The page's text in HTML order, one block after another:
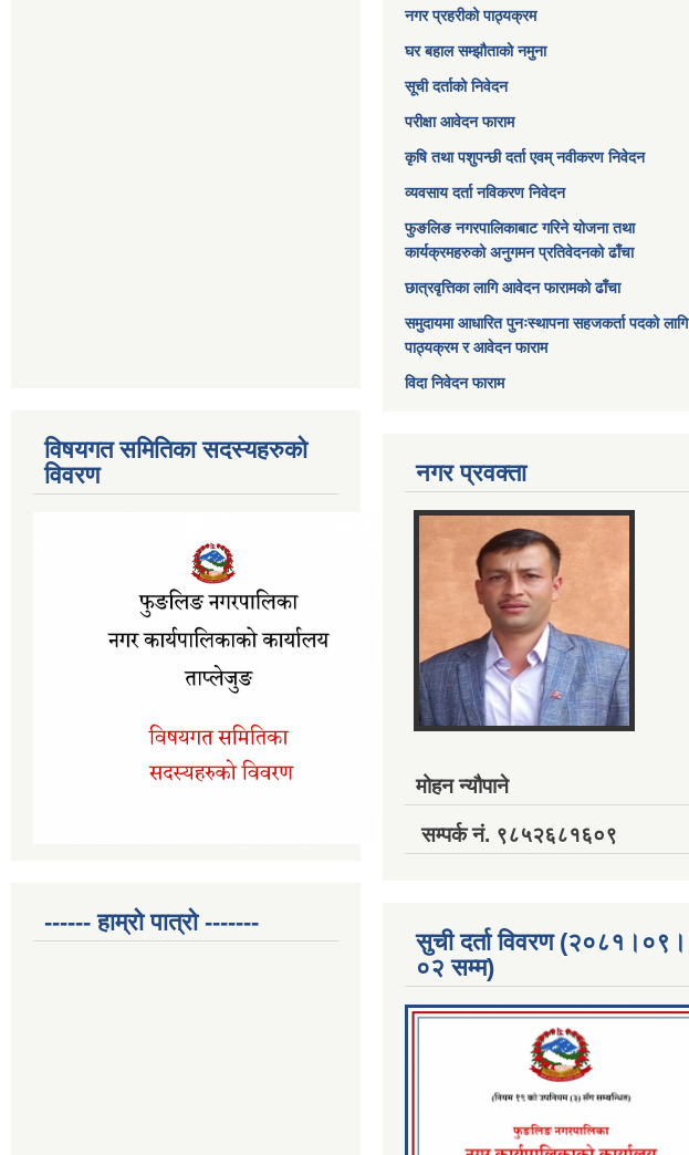
विषयगत समितिका सदस्यहरुको
विवरण
------ हाम्रो पात्रो -------
नगर प्रहरीको पाठ्यक्रम
घर बहाल सम्झौताको नमुना
सूची दर्ताको निवेदन
परीक्षा आवेदन फाराम
कृषि तथा पशुपन्छी दर्ता एवम् नवीकरण निवेदन
व्यवसाय दर्ता नविकरण निवेदन
फुङलिङ नगरपालिकाबाट गरिने योजना तथा
कार्यक्रमहरुको अनुगमन प्रतिवेदनको ढाँचा
छात्रवृत्तिका लागि आवेदन फारामको ढाँचा
समुदायमा आधारित पुनःस्थापना सहजकर्ता पदको लागि
पाठ्यक्रम र आवेदन फाराम
विदा निवेदन फाराम
नगर प्रवक्ता
मोहन न्यौपाने
सम्पर्क नं. ९८५२६८१६०९
सुची दर्ता विवरण (२०८१।०९।
०२ सम्म)